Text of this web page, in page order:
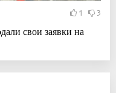
1 3
свои заявки на